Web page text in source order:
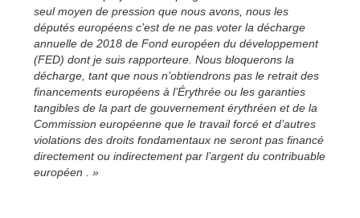
seul moyen de pression que nous avons, nous les
députés européens c’est de ne pas voter la décharge
annuelle de 2018 de Fond européen du développement
(FED) dont je suis rapporteure. Nous bloquerons la
décharge, tant que nous n’obtiendrons pas le retrait des
financements européens à l’Érythrée ou les garanties
tangibles de la part de gouvernement érythréen et de la
Commission européenne que le travail forcé et d’autres
violations des droits fondamentaux ne seront pas financé
directement ou indirectement par l’argent du contribuable
européen . »